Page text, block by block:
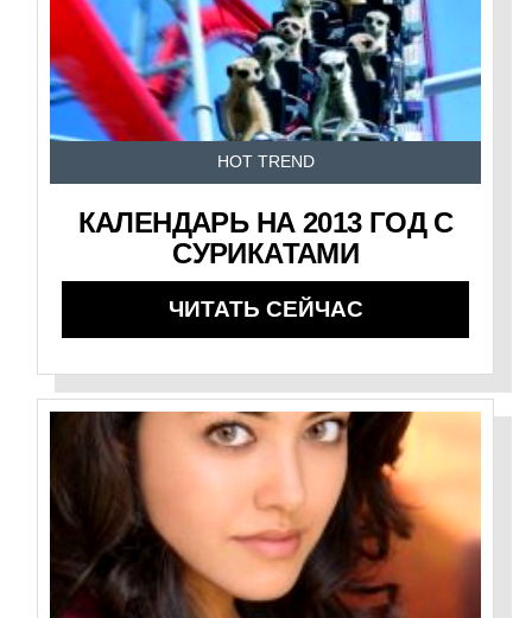
HOT TREND
КАЛЕНДАРЬ НА 2013 ГОД С
СУРИКАТАМИ
ЧИТАТЬ СЕЙЧАС